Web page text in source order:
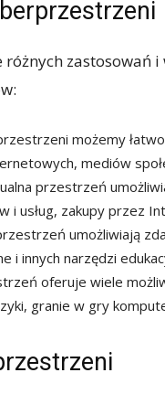
zastosowań
możemy
mediów
przestrzeń
i usług, zakupy przez
umożliwiają
i innych narzędzi
oferuje wiele
granie w gry